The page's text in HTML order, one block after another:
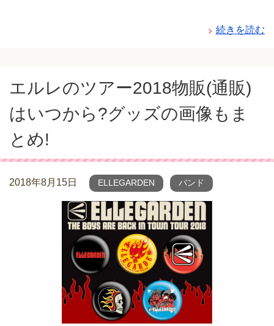
続きを読む
エルレのツアー2018物販(通販)
はいつから?グッズの画像もま
とめ!
2018年8月15日 ELLEGARDEN バンド